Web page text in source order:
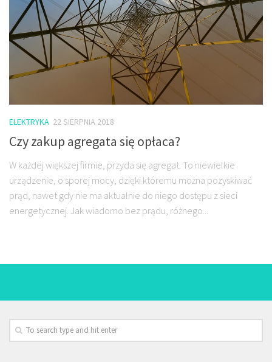
ELEKTRYKA 22 SIERPNIA 2018
Czy zakup agregata się opłaca?
W każdej większej firmie, przyda się agregat. To niewielkie
urządzenie, o sporej mocy, dzięki któremu można pozyskiwać
prąd, nawet gdy nie ma aktualnie do niego dostępu z sieci
energetycznej. Jak wiadomo bez prądu, różnego...